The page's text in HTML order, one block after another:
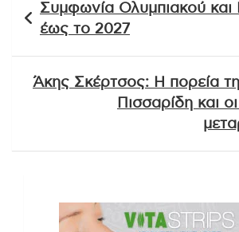
άρθρων
Συμφωνία Ολυμπιακού και
έως το 2027
Άκης Σκέρτσος: Η πορεία
Πισσαρίδη και